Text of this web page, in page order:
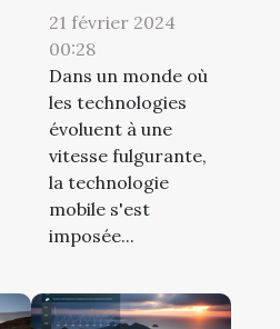
21 février 2024
00:28
Dans un monde où
les technologies
évoluent à une
vitesse fulgurante,
la technologie
mobile s'est
imposée...